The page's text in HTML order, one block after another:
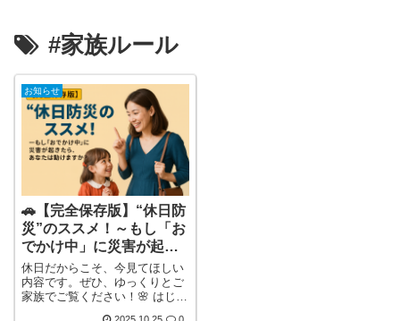
#家族ルール
お知らせ
🚗【完全保存版】“休日防
災”のススメ！～もし「お
でかけ中」に災害が起き
たら、あなたは動けます
か？～家族を守るには
休日だからこそ、今見てほしい
内容です。ぜひ、ゆっくりとご
家族でご覧ください！🌸 はじめ